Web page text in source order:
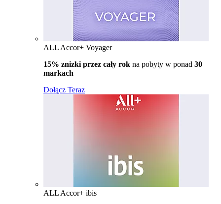
ALL Accor+ Voyager
15% znizki przez cały rok na pobyty w ponad 30
markach
Dołącz Teraz
ALL Accor+ ibis